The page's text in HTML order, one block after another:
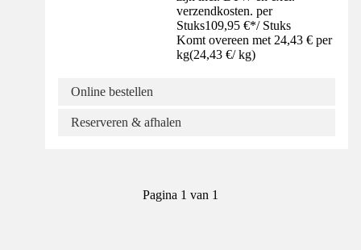
verzendkosten. per
Stuks109,95 €*/ Stuks
Komt overeen met 24,43 € per
kg(24,43 €/ kg)
Online bestellen
Reserveren & afhalen
Pagina 1 van 1